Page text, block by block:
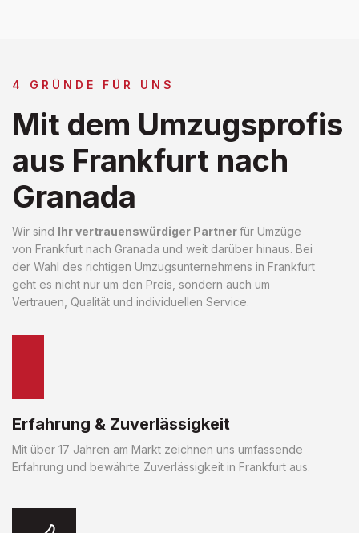
4 GRÜNDE FÜR UNS
Mit dem Umzugsprofis
aus Frankfurt nach
Granada
Wir sind Ihr vertrauenswürdiger Partnerfür Umzüge
von Frankfurt nach Granada und weit darüber hinaus. Bei
der Wahl des richtigen Umzugsunternehmens in Frankfurt
geht es nicht nur um den Preis, sondern auch um
Vertrauen, Qualität und individuellen Service.
Erfahrung & Zuverlässigkeit
Mit über 17 Jahren am Markt zeichnen uns umfassende
Erfahrung und bewährte Zuverlässigkeit in Frankfurt aus.